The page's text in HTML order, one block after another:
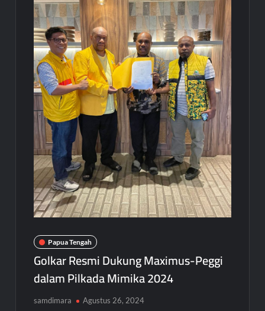
Papua Tengah
Golkar Resmi Dukung Maximus-Peggi
dalam Pilkada Mimika 2024
samdimara Agustus 26, 2024